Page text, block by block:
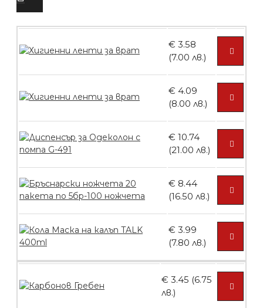
Четка за боядисване
БЕЗПЛАТНО
Контейнери за сваляне на гел лак 10
БЕЗПЛАТНО
Контейнери за сваляне на гел лак 5
броя
€ 3.58
(7.00 лв.)
€ 4.09
(8.00 лв.)
€ 10.74
(21.00 лв.)
€ 8.44
(16.50 лв.)
€ 3.99
(7.80 лв.)
€ 3.45 (6.75
лв.)